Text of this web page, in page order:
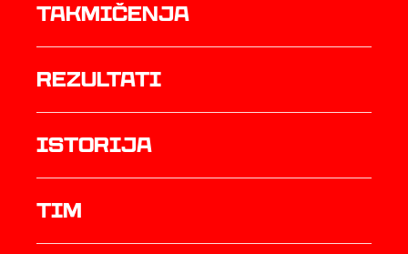
Takmičenja
rezultati
istorija
TIM